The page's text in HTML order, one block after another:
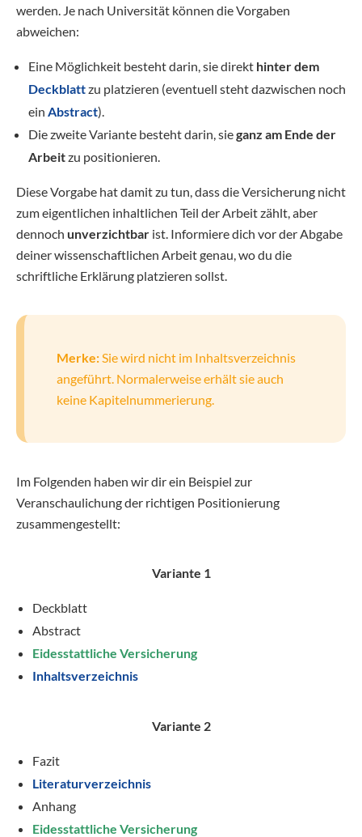
werden. Je nach Universität können die Vorgaben
abweichen:
Eine Möglichkeit besteht darin, sie direkt hinter dem
Deckblattzu platzieren (eventuell steht dazwischen noch
ein Abstract).
Die zweite Variante besteht darin, sieganz am Ende der
Arbeitzu positionieren.
Diese Vorgabe hat damit zu tun, dass die Versicherung nicht
zum eigentlichen inhaltlichen Teil der Arbeit zählt, aber
dennoch unverzichtbar ist. Informiere dich vor der Abgabe
deiner wissenschaftlichen Arbeit genau, wo du die
schriftliche Erklärung platzieren sollst.
Merke:Sie wird nicht im Inhaltsverzeichnis
angeführt. Normalerweise erhält sie auch
keine Kapitelnummerierung.
Im Folgenden haben wir dir ein Beispiel zur
Veranschaulichung der richtigen Positionierung
zusammengestellt:
Variante 1
Deckblatt
Abstract
Eidesstattliche Versicherung
Inhaltsverzeichnis
Variante 2
Fazit
Literaturverzeichnis
Anhang
Eidesstattliche Versicherung